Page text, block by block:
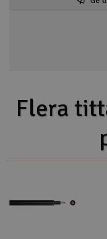
Flera